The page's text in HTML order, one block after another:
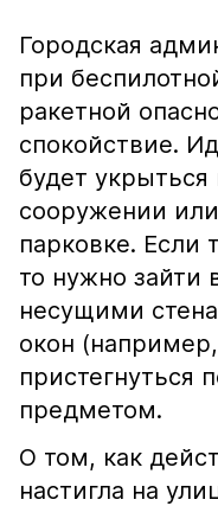
Городская
при
ракетной
спокойствие.
будет
сооружении
парковке. Если
то нужно зайти
несущими
окон
пристегнуться
предметом.
О том, как
настигла на